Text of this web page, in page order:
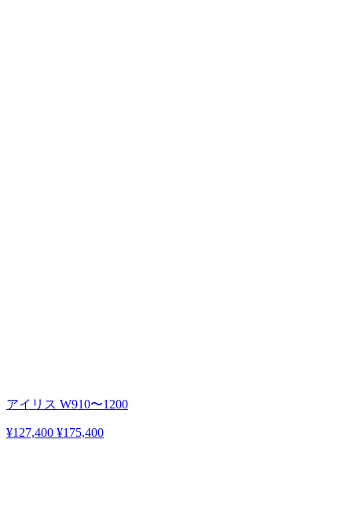
アイリス W910〜1200
¥127,400 ¥175,400